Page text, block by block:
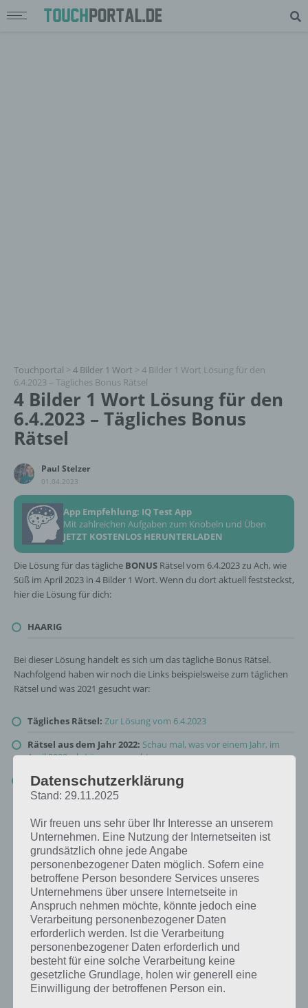
Touchportal > 4 Bilder 1 Wort > 4 Bilder 1 Wort Lösung für den
6.4.2023 – Tägliches Bonus Rätsel
4 Bilder 1 Wort Lösung für den
6.4.2023 – Tägliches Bonus
Rätsel
Paul Stelzer
01.04.2023
App Empfehlung: IQ Test App
Mit zahlreichen Aufgaben zum Knobeln und Üben
JETZT KOSTENLOS HERUNTERLADEN
Die Lösung für das tägliche BONUS Rätsel vom 6.4.2023 zu Ach, wie
Süß im April 2023 in 4 Bilder 1 Wort. Wenn du dort aktuell feststeckst,
hier die Lösung für dich:
HAARIG
Bei dieser Lösung handelt es sich um das tägliche Bonus Rätsel.
Nachfolgend haben wir noch die Links beispielsweise zum täglichen
Rätsel und was 2021 gesucht war:
Tägliches Rätsel: Zur Lösung vom 6.4.2023
Rätsel aus dem Jahr 2022: Schau mal, was vor einem Jahr, im
April 2022, als Lösung gesucht war
Zur Übersicht :4 Bilder 1 Wort Lösungen zu Ach, wie Süß im April
2023!
Datenschutzerklärung
Stand: 29.11.2025
Wir freuen uns sehr über Ihr Interesse an unserem
Unternehmen. Eine Nutzung der Internetseiten ist
grundsätzlich ohne jede Angabe
personenbezogener Daten möglich. Sofern eine
betroffene Person besondere Services unseres
Unternehmens über unsere Internetseite in
Anspruch nehmen möchte, könnte jedoch eine
Verarbeitung personenbezogener Daten
erforderlich werden. Ist die Verarbeitung
personenbezogener Daten erforderlich und
besteht für eine solche Verarbeitung keine
gesetzliche Grundlage, holen wir generell eine
Einwilligung der betroffenen Person ein.